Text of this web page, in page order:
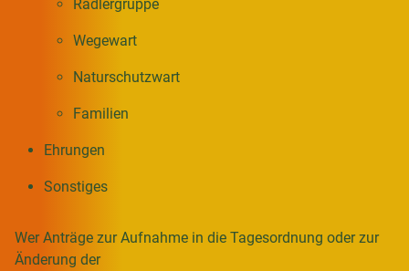
Radlergruppe
Wegewart
Naturschutzwart
Familien
Ehrungen
Sonstiges
Wer Anträge zur Aufnahme in die Tagesordnung oder zur
Änderung der